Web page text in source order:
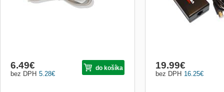
5.28€
bez DPH
6.49€ do košíka
16.25€
bez DPH
19.99€